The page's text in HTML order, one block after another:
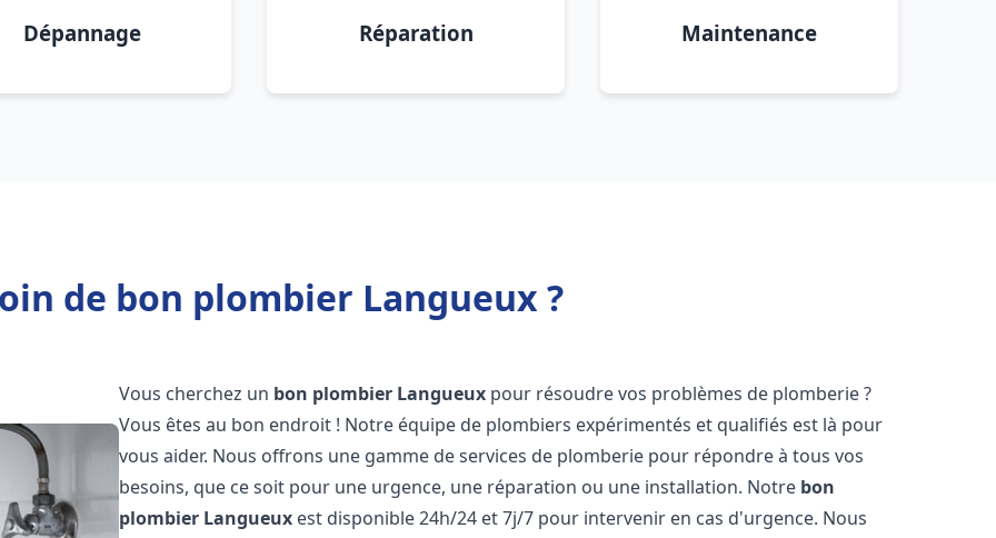
Dépannage Réparation Maintenance
de bon plombier Langueux ?
Vous cherchez un bon plombier Langueux pour résoudre vos problèmes de plomberie ?
Vous êtes au bon endroit ! Notre équipe de plombiers expérimentés et qualifiés est là pour
vous aider. Nous offrons une gamme de services de plomberie pour répondre à tous vos
besoins, que ce soit pour une urgence, une réparation ou une installation. Notre bon
plombier Langueux est disponible 24h/24 et 7j/7 pour intervenir en cas d'urgence. Nous